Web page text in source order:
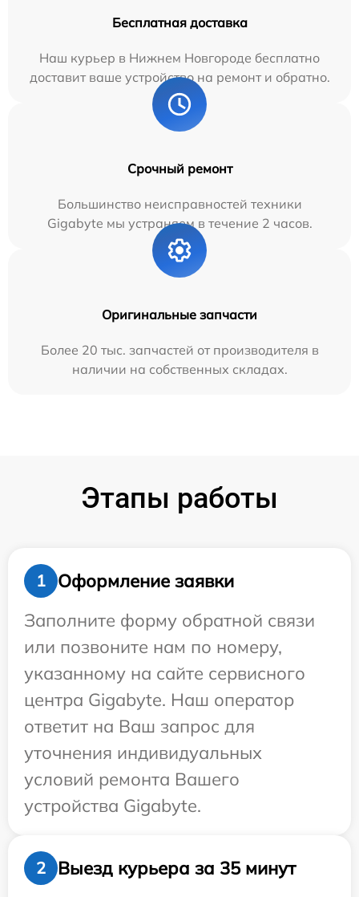
Бесплатная доставка
Наш курьер в Нижнем Новгороде бесплатно
доставит ваше устройство на ремонт и обратно.
Срочный ремонт
Большинство неисправностей техники
Gigabyte мы устраняем в течение 2 часов.
Оригинальные запчасти
Более 20 тыс. запчастей от производителя в
наличии на собственных складах.
Этапы работы
1
Оформление заявки
Заполните форму обратной связи
или позвоните нам по номеру,
указанному на сайте сервисного
центра Gigabyte. Наш оператор
ответит на Ваш запрос для
уточнения индивидуальных
условий ремонта Вашего
устройства Gigabyte.
2
Выезд курьера за 35 минут